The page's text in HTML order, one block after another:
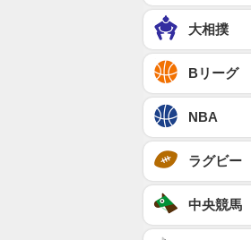
大相撲
Bリーグ
NBA
ラグビー
中央競馬